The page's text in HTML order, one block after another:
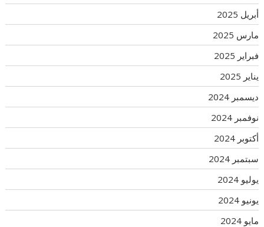
أبريل 2025
مارس 2025
فبراير 2025
يناير 2025
ديسمبر 2024
نوفمبر 2024
أكتوبر 2024
سبتمبر 2024
يوليو 2024
يونيو 2024
مايو 2024